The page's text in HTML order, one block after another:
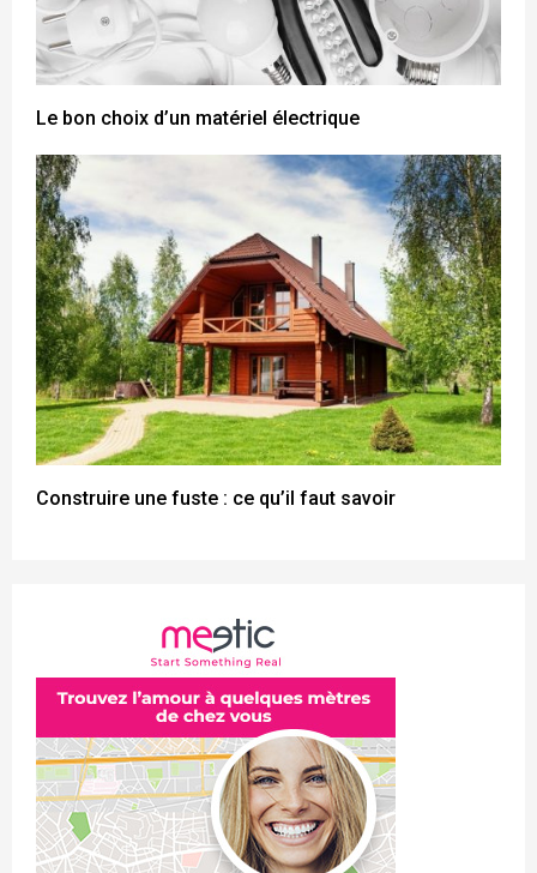
Le bon choix d’un matériel électrique
Construire une fuste : ce qu’il faut savoir